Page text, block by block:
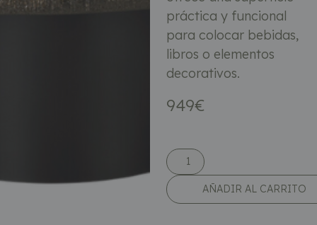
práctica y funcional
para colocar bebidas,
libros o elementos
decorativos.
949€
AÑADIR AL CARRITO